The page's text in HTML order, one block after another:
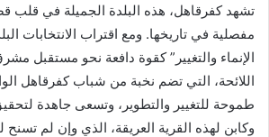
تشهد كفرقاهل، هذه البلدة الجميلة في قلب
مفصلية في تاريخها. ومع اقتراب الانتخابات
الإنماء والتغيير” كقوة دافعة نحو مستقبل
اللائحة، التي تضم نخبة من شباب كفرقاهل
طموحة للتغيير والتطوير، وتسعى جاهدة
وكابن لهذه القرية العريقة، الذي وإن لم